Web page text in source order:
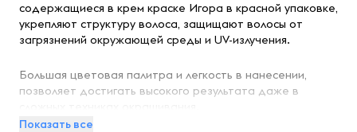
содержащиеся в крем краске Игора в красной упаковке,
укрепляют структуру волоса, защищают волосы от
загрязнений окружающей среды и UV-излучения.
Большая цветовая палитра и легкость в нанесении,
позволяет достигать высокого результата даже в
Показать все